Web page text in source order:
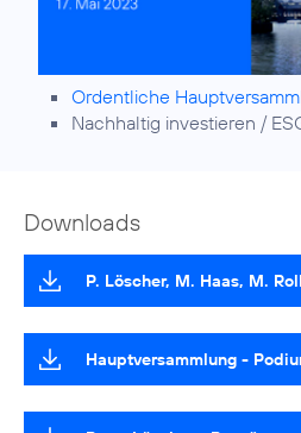
Ordentliche
Nachhaltig investieren /
Downloads
Hauptversammlung -